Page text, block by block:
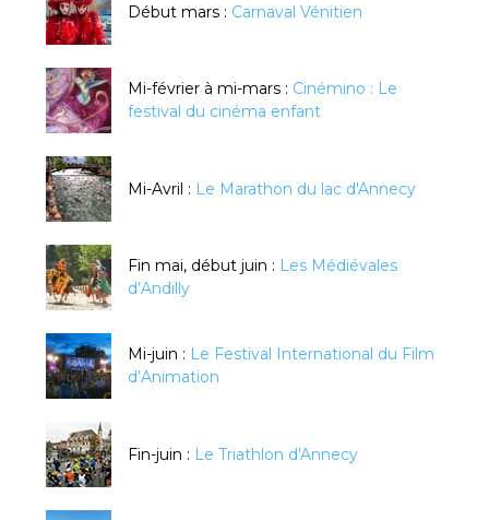
Début mars : Carnaval Vénitien
Mi-février à mi-mars : Cinémino : Le
festival du cinéma enfant
Mi-Avril : Le Marathon du lac d'Annecy
Fin mai, début juin : Les Médiévales
d’Andilly
Mi-juin : Le Festival International du Film
d’Animation
Fin-juin : Le Triathlon d'Annecy